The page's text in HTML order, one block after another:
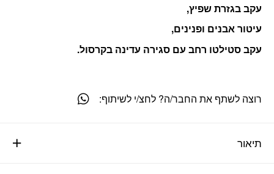
עקב בגזרת שפיץ,
עיטור אבנים ופנינים,
עקב סטילטו רחב עם סגירה עדינה בקרסול.
תיאור
רוצה לשתף את החבר/ה? לחצ/י לשיתוף: